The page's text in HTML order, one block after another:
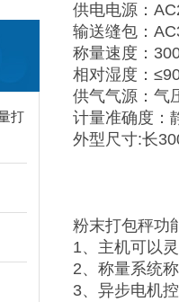
打
供电电源：
输送缝包：
称量速度：
相对湿度：
供气气源：气
计量准确度：
外型尺寸:长
粉末打包秤功
1、主机可以
2、称量系统
3、异步电机